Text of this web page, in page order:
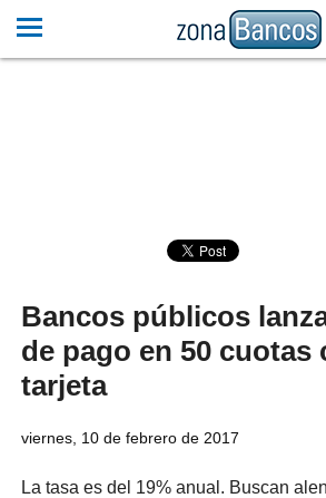
Bancos públicos
de pago en 50 cuotas
tarjeta
viernes, 10 de febrero de 2017
La tasa es del 19% anual. Buscan